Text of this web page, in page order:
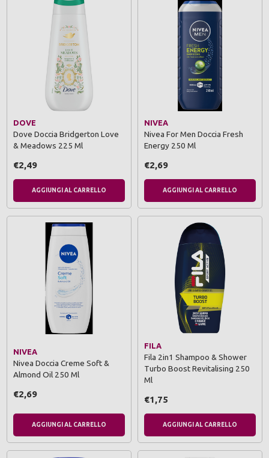
DOVE
Dove Doccia Bridgerton Love
& Meadows 225 Ml
€2,49
AGGIUNGI AL CARRELLO
NIVEA
Nivea For Men Doccia Fresh
Energy 250 Ml
€2,69
AGGIUNGI AL CARRELLO
NIVEA
Nivea Doccia Creme Soft &
Almond Oil 250 Ml
€2,69
AGGIUNGI AL CARRELLO
FILA
Fila 2in1 Shampoo & Shower
Turbo Boost Revitalising 250
Ml
€1,75
AGGIUNGI AL CARRELLO